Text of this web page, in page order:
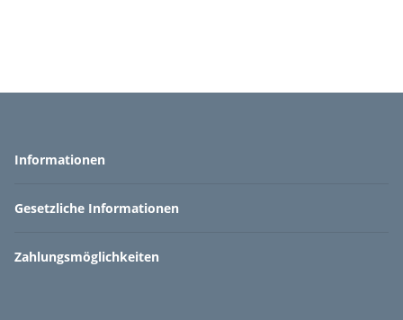
Informationen
Gesetzliche Informationen
Zahlungsmöglichkeiten